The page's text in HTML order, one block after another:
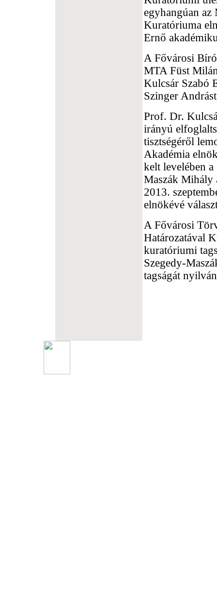
egyhangúan
Kuratóriuma
Ernő
A Fővárosi
MTA Füst
Kulcsár Szabó
Szinger
Prof. Dr.
irányú
tisztségéről
Akadémia
kelt levelében
Maszák Mihály
2013.
elnökévé
A Fővárosi
Határozatával
kuratóriumi
Szegedy-
tagságát